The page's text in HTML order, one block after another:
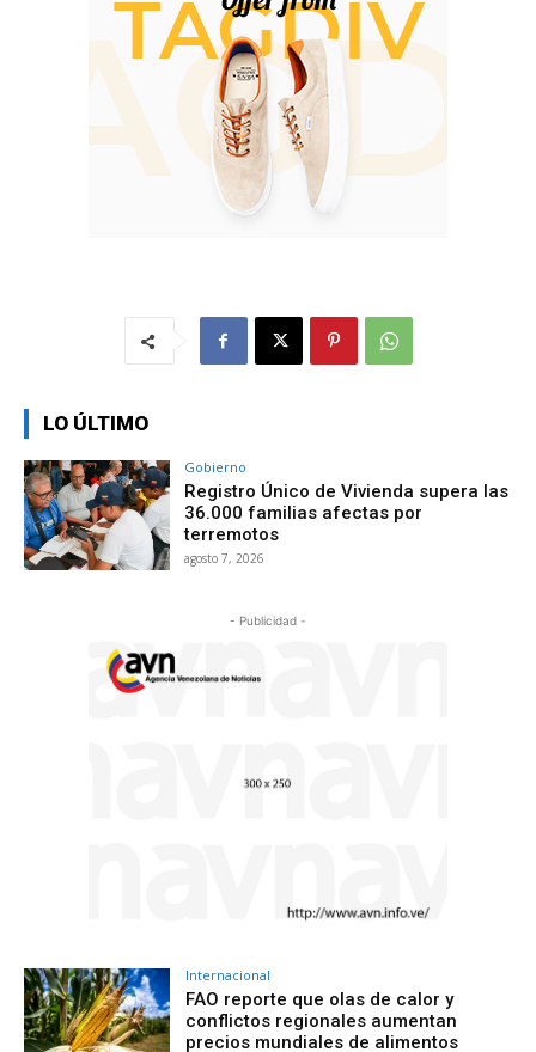
LO ÚLTIMO
Gobierno
Registro Único de Vivienda supera las
36.000 familias afectas por
terremotos
agosto 7, 2026
- Publicidad -
Internacional
FAO reporte que olas de calor y
conflictos regionales aumentan
precios mundiales de alimentos